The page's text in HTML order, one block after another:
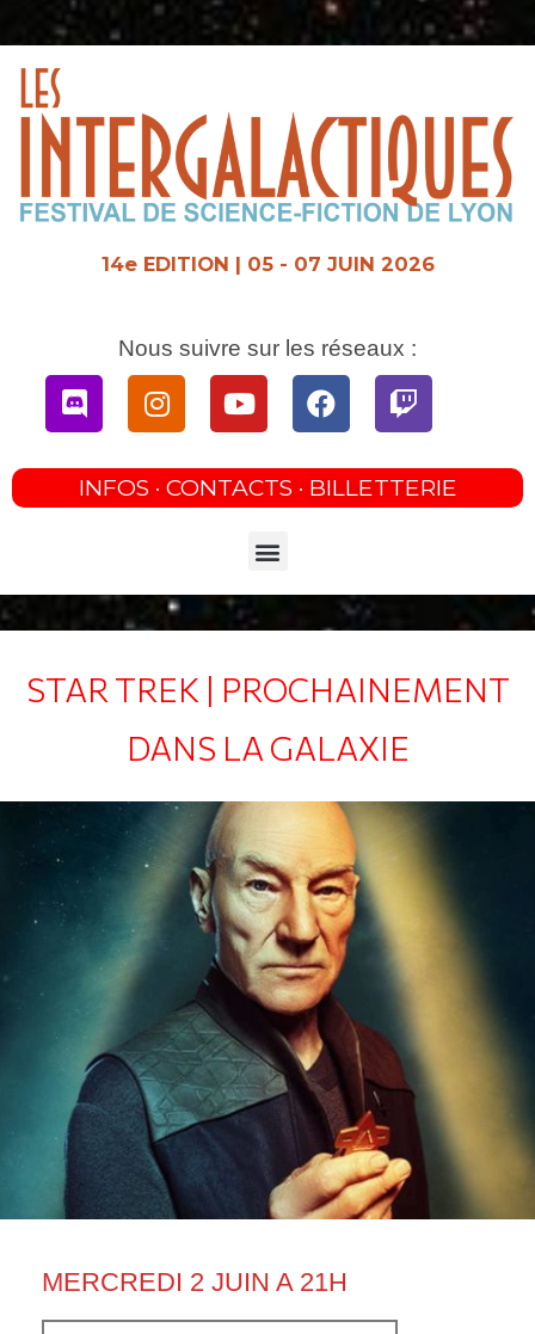
14e EDITION | 05 - 07 JUIN 2026
Nous suivre sur les réseaux :
DiscordInstagramYoutubeFacebookTwitch
INFOS · CONTACTS · BILLETTERIE
Menu
STAR TREK | PROCHAINEMENT
DANS LA GALAXIE
MERCREDI 2 JUIN A 21H